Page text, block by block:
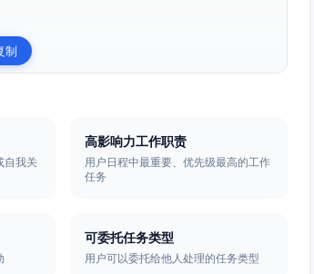
制
自我关
高影响力工作职责
用户日程中最重要、优先级最高的工作
任务
可委托任务类型
用户可以委托给他人处理的任务类型